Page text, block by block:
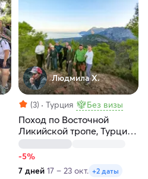
Людмила Х.
(3) Турция Без визы
Поход по Восточной
Ликийской тропе, Турция:
море, горы и древняя
Ликия
-5%
7 дней 17 – 23 окт. +2 даты